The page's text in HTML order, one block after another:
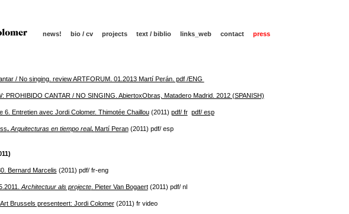
news! bio / cv projects text / biblio links_web contact press
/ No singing. review ARTFORUM. 01.2013 Martí Perán. pdf /ENG
PROHIBIDO CANTAR / NO SINGING. AbiertoxObras, Matadero Madrid. 2012 (SPANISH)
6. Entretien avec Jordi Colomer. Thimotée Chaillou(2011) pdf/ fr pdf/ esp
. Arquitecturas en tiempo real. Martí Peran (2011) pdf/ esp
Bernard Marcelis (2011) pdf/ fr-eng
Architectuur als projecte. Pieter Van Bogaert(2011) pdf/ nl
Brussels presenteert: Jordi Colomer(2011) fr video